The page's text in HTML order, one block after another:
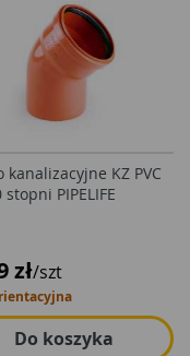
kanalizacyjne KZ PVC
stopni PIPELIFE
zł/szt
Do koszyka